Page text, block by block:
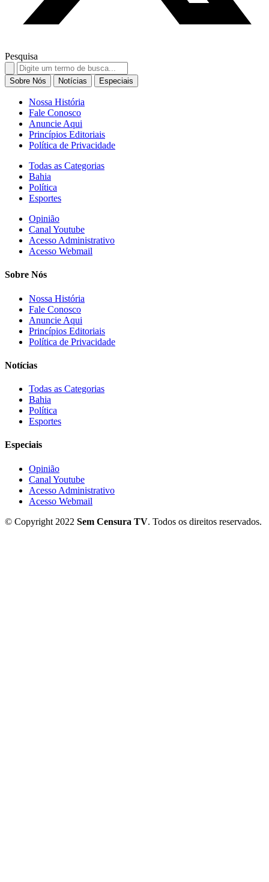
Pesquisa
Search
for:
Sobre Nós Notícias Especiais
Nossa História
Fale Conosco
Anuncie Aqui
Princípios Editoriais
Política de Privacidade
Todas as Categorias
Bahia
Política
Esportes
Opinião
Canal Youtube
Acesso Administrativo
Acesso Webmail
Sobre Nós
Nossa História
Fale Conosco
Anuncie Aqui
Princípios Editoriais
Política de Privacidade
Notícias
Todas as Categorias
Bahia
Política
Esportes
Especiais
Opinião
Canal Youtube
Acesso Administrativo
Acesso Webmail
© Copyright 2022 Sem Censura TV. Todos os direitos reservados.